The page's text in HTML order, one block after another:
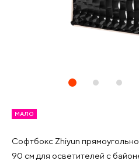
МАЛО
Софтбокс Zhiyun
90 см для осветителей с